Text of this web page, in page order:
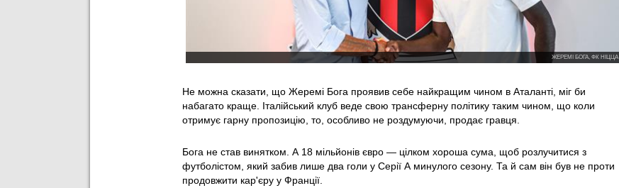
ЖЕРЕМІ БОГА, ФК НІЦЦА
Не можна сказати, що Жеремі Бога проявив себе найкращим чином в Аталанті, міг би
набагато краще. Італійський клуб веде свою трансферну політику таким чином, що коли
отримує гарну пропозицію, то, особливо не роздумуючи, продає гравця.
Бога не став винятком. А 18 мільйонів євро — цілком хороша сума, щоб розлучитися з
футболістом, який забив лише два голи у Серії А минулого сезону. Та й сам він був не проти
продовжити кар'єру у Франції.